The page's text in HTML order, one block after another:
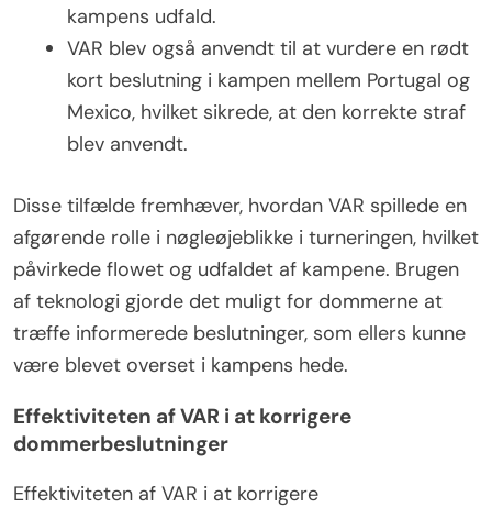
kampens udfald.
VAR blev også anvendt til at vurdere en rødt
kort beslutning i kampen mellem Portugal og
Mexico, hvilket sikrede, at den korrekte straf
blev anvendt.
Disse tilfælde fremhæver, hvordan VAR spillede en
afgørende rolle i nøgleøjeblikke i turneringen, hvilket
påvirkede flowet og udfaldet af kampene. Brugen
af teknologi gjorde det muligt for dommerne at
træffe informerede beslutninger, som ellers kunne
være blevet overset i kampens hede.
Effektiviteten af VAR i at korrigere
dommerbeslutninger
Effektiviteten af VAR i at korrigere